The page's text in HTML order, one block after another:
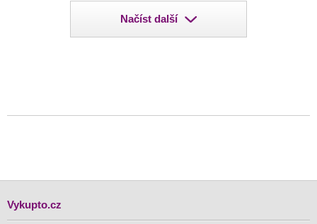
Načíst další
Vykupto.cz